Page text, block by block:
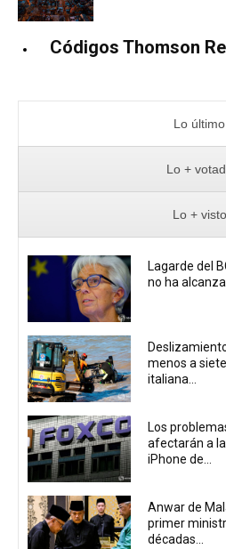
Códigos Thomson
Lo último
Lo +
Lo + visto
Lagarde del
no ha
menos a
italiana...
Los
afectarán a
iPhone de...
Anwar de
primer
décadas...